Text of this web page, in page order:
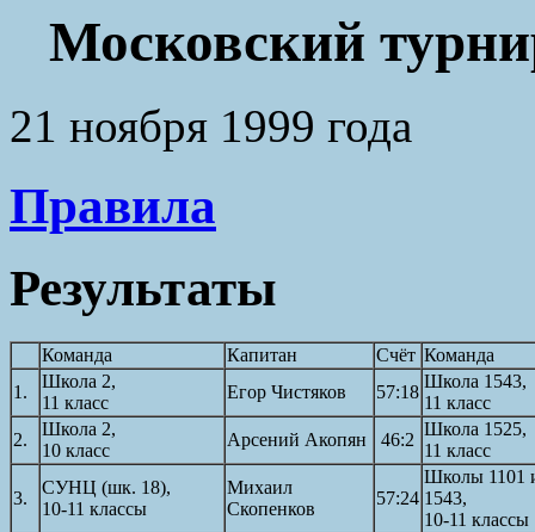
Московский
21 ноября 1999 года
Правила
Результаты
Команда Капитан Счёт Команда
1.
Школа 2,
11 класс
Егор Чистяков 57:18
Школа 1543,
11 класс
2.
Школа 2,
10 класс
Арсений Акопян 46:2
Школа 1525,
11 класс
3.
СУНЦ (шк. 18),
10-11 классы
Михаил
Скопенков
57:24
Школы 1101
1543,
10-11 классы